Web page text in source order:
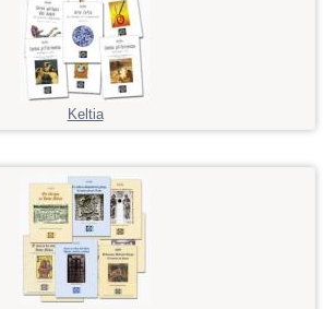
Keltia